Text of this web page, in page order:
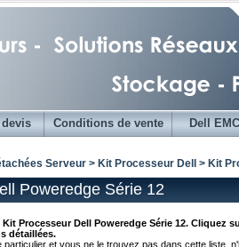
devis Conditions de vente Dell
Serveur > Kit Processeur Dell > Kit
Poweredge Série 12
Processeur Dell Poweredge Série 12. Cliquez
détaillées.
particulier et vous ne le trouvez pas dans cette liste,